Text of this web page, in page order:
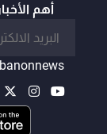
أهم